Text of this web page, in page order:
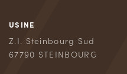
USINE
Z.I. Steinbourg Sud
67790 STEINBOURG